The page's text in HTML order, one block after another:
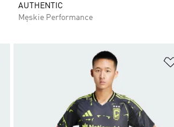
AUTHENTIC
Męskie Performance